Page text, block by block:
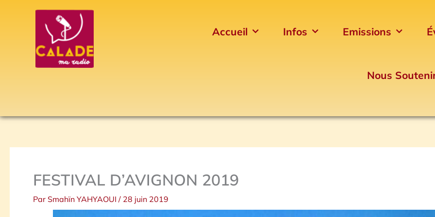
Accueil Infos Emissions
Nous
FESTIVAL D’AVIGNON 2019
Par Smahïn YAHYAOUI / 28 juin 2019